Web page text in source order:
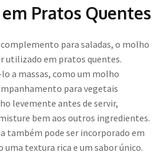
Pratos Quentes
para saladas, o molho
utilizado em pratos quentes.
a massas, como um molho
para vegetais
levemente antes de servir,
bem aos outros ingredientes.
também pode ser incorporado em
textura rica e um sabor único.